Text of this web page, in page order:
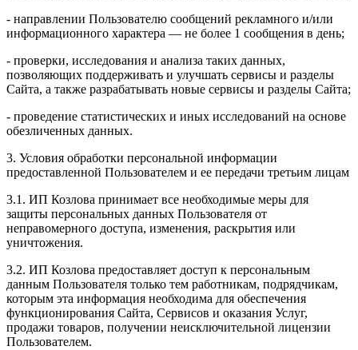
- направлении Пользователю сообщений рекламного и/или
информационного характера — не более 1 сообщения в день;
- проверки, исследования и анализа таких данных,
позволяющих поддерживать и улучшать сервисы и разделы
Сайта, а также разрабатывать новые сервисы и разделы Сайта;
- проведение статистических и иных исследований на основе
обезличенных данных.
3. Условия обработки персональной информации
предоставленной Пользователем и ее передачи третьим лицам
3.1. ИП Козлова принимает все необходимые меры для
защиты персональных данных Пользователя от
неправомерного доступа, изменения, раскрытия или
уничтожения.
3.2. ИП Козлова предоставляет доступ к персональным
данным Пользователя только тем работникам, подрядчикам,
которым эта информация необходима для обеспечения
функционирования Сайта, Сервисов и оказания Услуг,
продажи товаров, получении неисключительной лицензии
Пользователем.